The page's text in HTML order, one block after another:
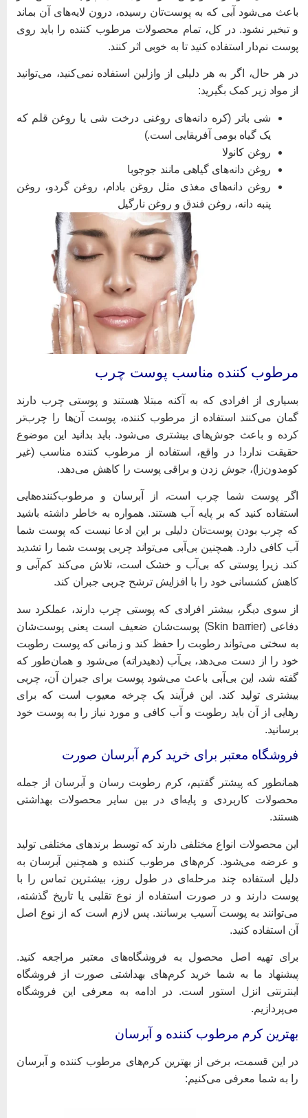
می‌شود آبی که به پوست‌تان رسیده، درون لایه‌های آن بماند
تبخیر نشود. در کل، تمام محصولات مرطوب کننده را باید روی
نم‌دار استفاده کنید تا به خوبی اثر کنند.
هر حال، اگر به هر دلیلی از وازلین استفاده نمی‌کنید، می‌توانید
مواد زیر کمک بگیرید:
شی باتر (کره دانه‌های روغنی درخت شی یا روغن قلم که
یک گیاه بومی آفریقایی است.)
روغن کانولا
روغن دانه‌های گیاهی مانند جوجوبا
روغن دانه‌های مغذی مثل روغن بادام، روغن گردو، روغن
پنبه دانه، روغن فندق و روغن نارگیل
کننده مناسب پوست چرب
از افرادی که به آکنه مبتلا هستند و پوستی چرب دارند
می‌کنند استفاده از مرطوب کننده، پوست آن‌ها را چرب‌تر
و باعث جوش‌های بیشتری می‌شود. باید بدانید این موضوع
ندارد! در واقع، استفاده از مرطوب کننده مناسب (غیر
جوش زدن و براقی پوست را کاهش می‌دهد.
پوست شما چرب است، از آبرسان و مرطوب‌کننده‌هایی
کنید که بر پایه آب هستند. همواره به خاطر داشته باشید
چرب بودن پوست‌تان دلیلی بر این ادعا نیست که پوست شما
کافی دارد. همچنین بی‌آبی می‌تواند چربی پوست شما را تشدید
زیرا پوستی که بی‌آب و خشک است، تلاش می‌کند کم‌آبی و
کشسانی خود را با افزایش ترشح چربی جبران کند.
سوی دیگر، بیشتر افرادی که پوستی چرب دارند، عملکرد سد
دفاعی (Skin barrier) پوست‌شان ضعیف است یعنی پوست‌شان
سختی می‌تواند رطوبت را حفظ کند و زمانی که پوست رطوبت
را از دست می‌دهد، بی‌آب (دهیدراته) می‌شود و همان‌طور که
شد، این بی‌آبی باعث می‌شود پوست برای جبران آن، چربی
تولید کند. این فرآیند یک چرخه معیوب است که برای
از آن باید رطوبت و آب کافی و مورد نیاز را به پوست خود
معتبر برای خرید کرم آبرسان صورت
که پیشتر گفتیم، کرم رطوبت رسان و آبرسان از جمله
کاربردی و پایه‌ای در بین سایر محصولات بهداشتی
محصولات انواع مختلفی دارند که توسط برندهای مختلفی تولید
عرضه می‌شود. کرم‌های مرطوب کننده و همچنین آبرسان به
استفاده چند مرحله‌ای در طول روز، بیشترین تماس را با
دارند و در صورت استفاده از نوع تقلبی یا تاریخ گذشته،
به پوست آسیب برسانند. پس لازم است که از نوع اصل
استفاده کنید.
تهیه اصل محصول به فروشگاه‌های معتبر مراجعه کنید.
ما به شما خرید کرم‌های بهداشتی صورت از فروشگاه
انزل استور است. در ادامه به معرفی این فروشگاه
کرم مرطوب کننده و آبرسان
این قسمت، برخی از بهترین کرم‌های مرطوب کننده و آبرسان
به شما معرفی می‌کنیم: